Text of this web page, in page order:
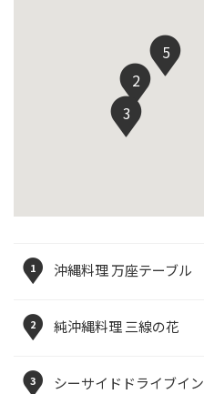
2
3
5
1 沖縄料理 万座テーブル
2 純沖縄料理 三線の花
3 シーサイドドライブイン